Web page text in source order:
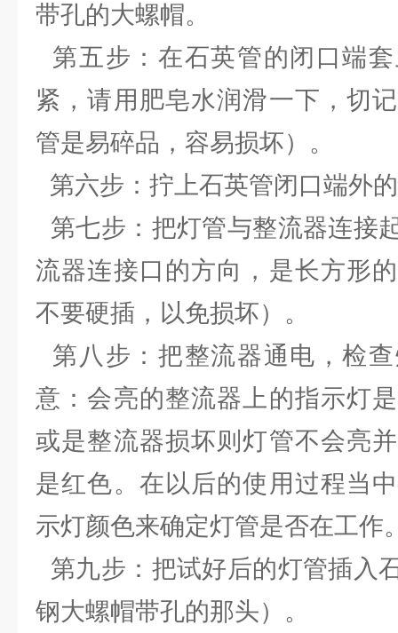
带孔的大螺帽。
第五步：在石英管的闭口端
紧，请用肥皂水润滑一下，切
管是易碎品，容易损坏）。
第六步：拧上石英管闭口端外
第七步：把灯管与整流器连接
流器连接口的方向，是长方形
不要硬插，以免损坏）。
第八步：把整流器通电，检
意：会亮的整流器上的指示灯
或是整流器损坏则灯管不会亮
是红色。在以后的使用过程当
示灯颜色来确定灯管是否在工作
第九步：把试好后的灯管插入
钢大螺帽带孔的那头）。